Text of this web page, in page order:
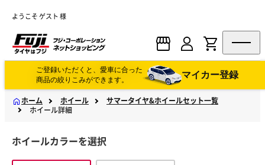
ようこそ ゲスト 様
ご登録いただくと、愛車に合った
商品の絞りこみができます。
マイカー登録
ホーム ホイール
サマータイヤ&ホイールセット一覧
ホイール詳細
ホイールカラーを選択